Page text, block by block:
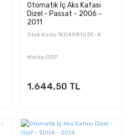
Otomatik İç Aks Kafası
Dizel - Passat - 2006 -
2011
Stok Kodu:1K0498103E-4
Marka:GSP
1.644,50 TL